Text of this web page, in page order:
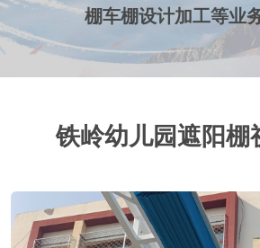
棚车棚设计加工等业
铁岭幼儿园遮阳棚